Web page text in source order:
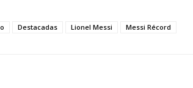
Destacadas Lionel Messi Messi Récord